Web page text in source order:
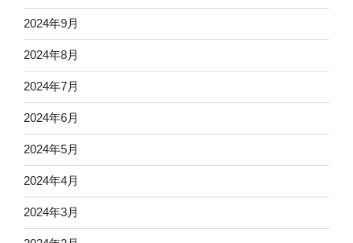
2024年9月
2024年8月
2024年7月
2024年6月
2024年5月
2024年4月
2024年3月